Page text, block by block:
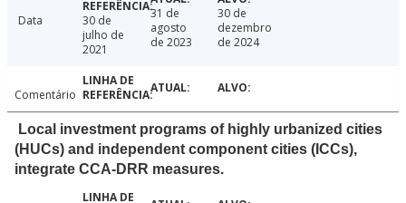
Data
30 de
julho de
2021
31 de
agosto
de 2023
30 de
dezembro
de 2024
Comentário
Local investment programs of highly urbanized cities
(HUCs) and independent component cities (ICCs),
integrate CCA-DRR measures.